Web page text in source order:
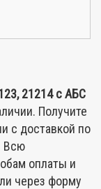
21214 с АБС
Получите
с доставкой по
Всю
оплаты и
через форму